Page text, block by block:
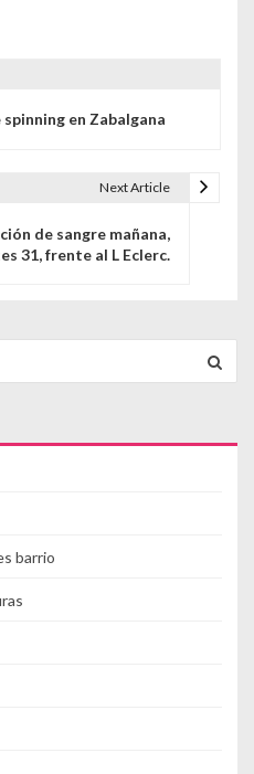
en Zabalgana
Next Article
de sangre mañana,
31, frente al L Eclerc.
barrio